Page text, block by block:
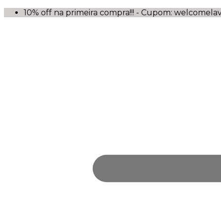
10% off na primeira compra!!! - Cupom: